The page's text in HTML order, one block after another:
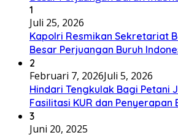
1
Juli 25, 2026
Kapolri Resmikan Sekretariat
Besar Perjuangan Buruh
2
Februari 7, 2026Juli 5, 2026
Hindari Tengkulak Bagi Petani
Fasilitasi KUR dan Penyerapan
3
Juni 20, 2025